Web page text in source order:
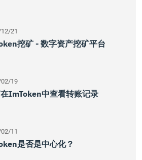
21
挖矿 - 数字资产挖矿平台
19
imToken中查看转账记录
11
是否是中心化？